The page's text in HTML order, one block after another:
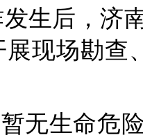
生后，济
现场勘查
无生命危